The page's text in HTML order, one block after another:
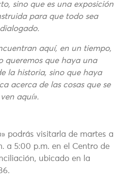
sino que es una exposición
para que todo sea
dialogado.
aquí, en un tiempo,
queremos que haya una
la historia, sino que haya
acerca de las cosas que se
ven aquí».
podrás visitarla de martes a
a 5:00 p.m. en el Centro de
ubicado en la